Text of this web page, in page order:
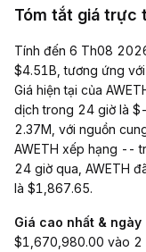
Tóm tắt giá trực
Tính đến 6 Th08
$4.51B, tương ứng
Giá hiện tại của
dịch trong 24 giờ là
2.37M, với nguồn
AWETH xếp hạng --
24 giờ qua, AWETH
là $1,867.65.
Giá cao nhất & ngày
$1,670,980.00 vào